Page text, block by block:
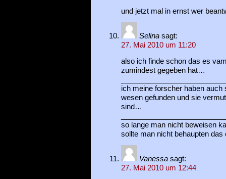
und jetzt mal in ernst wer
Selina sagt:
27. Mai 2010 um 11:20
also ich finde schon das es
zumindest gegeben hat…
ich meine forscher haben auch
wesen gefunden und sie
sind…
so lange man nicht beweisen
sollte man nicht behaupten
Vanessa sagt:
27. Mai 2010 um 12:44